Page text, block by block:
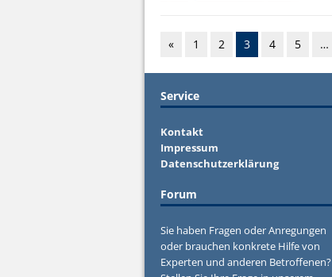
« 1 2 3 4 5 …
Service
Kontakt
Impressum
Datenschutzerklärung
Forum
Sie haben Fragen oder Anregungen
oder brauchen konkrete Hilfe von
Experten und anderen Betroffenen?